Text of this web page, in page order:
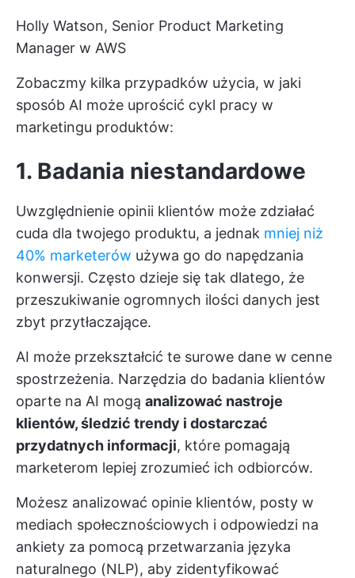
Holly Watson, Senior Product Marketing
Manager w AWS
Zobaczmy kilka przypadków użycia, w jaki
sposób AI może uprościć cykl pracy w
marketingu produktów:
1. Badania niestandardowe
Uwzględnienie opinii klientów może zdziałać
cuda dla twojego produktu, a jednak mniej niż
40% marketerów używa go do napędzania
konwersji. Często dzieje się tak dlatego, że
przeszukiwanie ogromnych ilości danych jest
zbyt przytłaczające.
AI może przekształcić te surowe dane w cenne
spostrzeżenia. Narzędzia do badania klientów
oparte na AI mogą analizować nastroje
klientów, śledzić trendy i dostarczać
przydatnych informacji, które pomagają
marketerom lepiej zrozumieć ich odbiorców.
Możesz analizować opinie klientów, posty w
mediach społecznościowych i odpowiedzi na
ankiety za pomocą przetwarzania języka
naturalnego (NLP), aby zidentyfikować